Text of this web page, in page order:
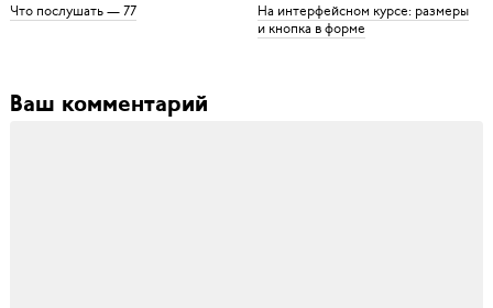
Что послушать — 77
На интерфейсном курсе: размеры
и кнопка в форме
Ваш комментарий